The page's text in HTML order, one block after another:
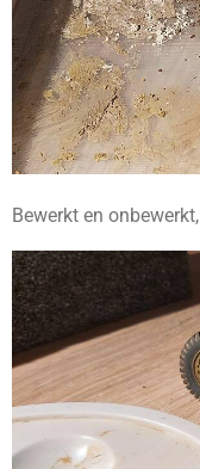
Bewerkt en onbewerkt,